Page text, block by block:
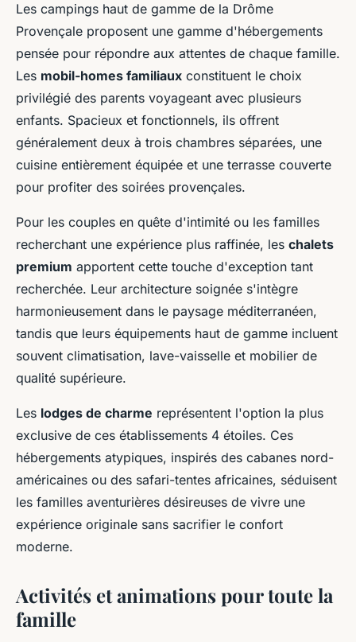
Les campings haut de gamme de la Drôme
Provençale proposent une gamme d'hébergements
pensée pour répondre aux attentes de chaque famille.
Les mobil-homes familiaux constituent le choix
privilégié des parents voyageant avec plusieurs
enfants. Spacieux et fonctionnels, ils offrent
généralement deux à trois chambres séparées, une
cuisine entièrement équipée et une terrasse couverte
pour profiter des soirées provençales.
Pour les couples en quête d'intimité ou les familles
recherchant une expérience plus raffinée, les chalets
premium apportent cette touche d'exception tant
recherchée. Leur architecture soignée s'intègre
harmonieusement dans le paysage méditerranéen,
tandis que leurs équipements haut de gamme incluent
souvent climatisation, lave-vaisselle et mobilier de
qualité supérieure.
Les lodges de charme représentent l'option la plus
exclusive de ces établissements 4 étoiles. Ces
hébergements atypiques, inspirés des cabanes nord-
américaines ou des safari-tentes africaines, séduisent
les familles aventurières désireuses de vivre une
expérience originale sans sacrifier le confort
moderne.
Activités et animations pour toute la
famille